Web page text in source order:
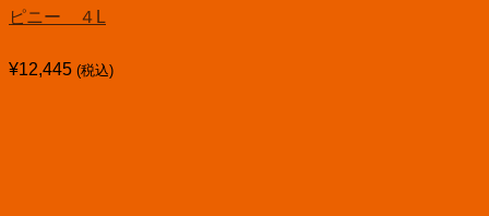
ピニー ４L
¥12,445 (税込)